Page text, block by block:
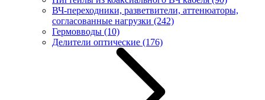
ВЧ-переходники, разветвители, аттенюаторы,
согласованные нагрузки (242)
Гермовводы (10)
Делители оптические (176)